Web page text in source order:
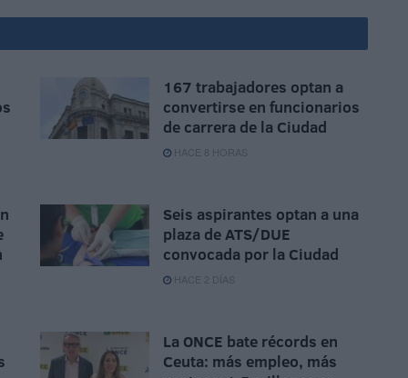
167 trabajadores optan a
convertirse en funcionarios
de carrera de la Ciudad
HACE 8 HORAS
Seis aspirantes optan a una
plaza de ATS/DUE
convocada por la Ciudad
HACE 2 DÍAS
La ONCE bate récords en
Ceuta: más empleo, más